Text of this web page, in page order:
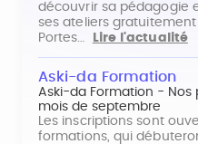
découvrir sa pédagogie
ses ateliers
Portes…
Lire l'actualité
Aski-da Formation
Aski-da Formation - Nos
mois de septembre
Les inscriptions sont
formations, qui